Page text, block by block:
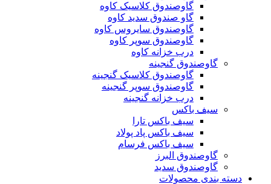
گاوصندوق کلاسیک کاوه
گاو صندوق سدید کاوه
گاوصندوق سایروس کاوه
گاوصندوق سوپر کاوه
درب خزانه کاوه
گاوصندوق گنجینه
گاوصندوق کلاسیک گنجینه
گاوصندوق سوپر گنجینه
درب خزانه گنجینه
سیف باکس
سیف باکس تارا
سیف باکس پاد پولاد
سیف باکس فرسام
گاوصندوق البرز
گاوصندوق سدید
دسته بندی محصولات